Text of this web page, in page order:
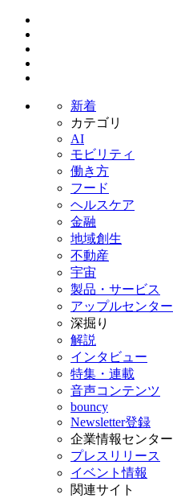
新着
カテゴリ
AI
モビリティ
働き方
フード
ヘルスケア
金融
地域創生
不動産
宇宙
製品・サービス
アップルセンター
深掘り
解説
インタビュー
特集・連載
音声コンテンツ
bouncy
Newsletter登録
企業情報センター
プレスリリース
イベント情報
関連サイト